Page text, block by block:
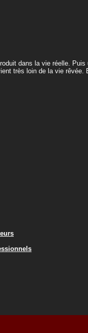
dans la vie réelle.
très loin de la vie rêvée.